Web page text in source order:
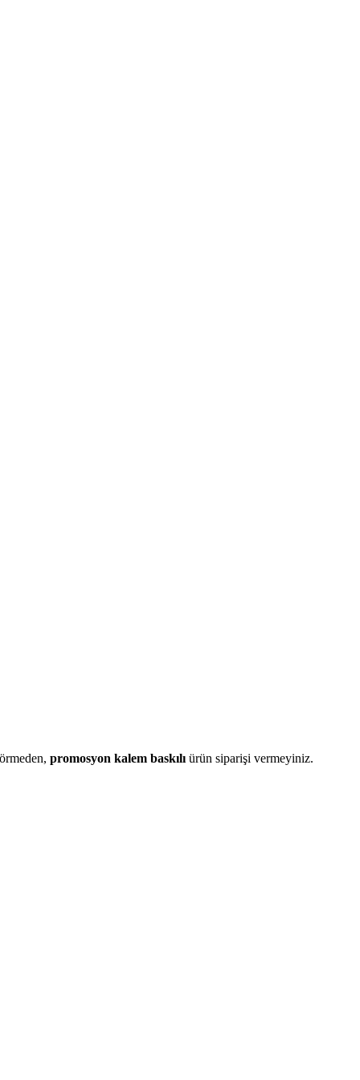
promosyon kalem baskılı ürün siparişi vermeyiniz.